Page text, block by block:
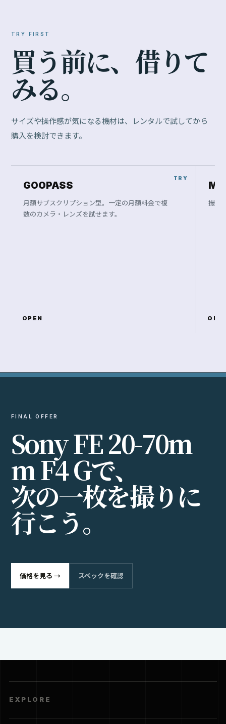
TRY FIRST
買う前に、 借りて
みる。
サイズや操作感が気になる機材は、レンタルで試してから
購入を検討できます。
GOOPASS
月額サブスクリプション型。一定の月額料金で複
数のカメラ・レンズを試せます。
OPEN
撮影
FINAL OFFER
SonyFE20-70m
mF4Gで、
次の一枚を撮りに
行こう。
価格を見る → スペックを確認
EXPLORE